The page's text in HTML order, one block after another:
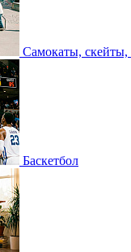
Самокаты, скейты,
Баскетбол